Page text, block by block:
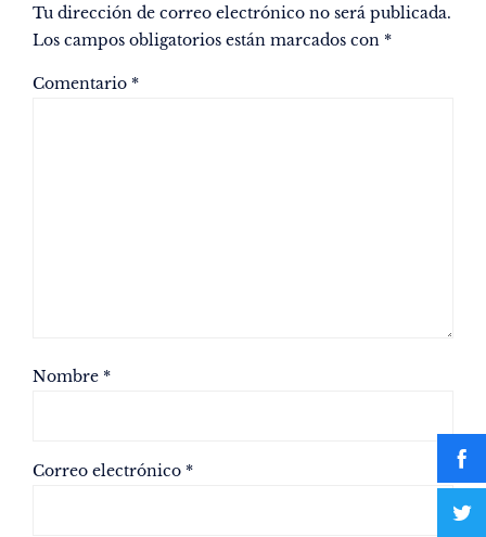
Tu dirección de correo electrónico no será publicada.
Los campos obligatorios están marcados con *
Comentario *
Nombre *
Correo electrónico *